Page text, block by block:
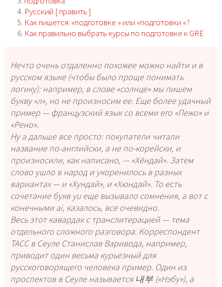
Русский [ править ]
Как пишется: «подготовке­ » или «подготовки­ «?
Как правильно выбрать курсы по подготовке к GRE
Нечто очень отдаленно похожее можно найти и в
русском языке (чтобы было проще понимать
логику): например, в слове «солнце» мы пишем
букву «л», но не произносим ее. Еще более удачный
пример — французский язык со всеми его «Пежо» и
«Рено».
Ну а дальше все просто: покупатели читали
название по-английски, а не по-корейски, и
произносили, как написано, — «Хёндай». Затем
слово ушло в народ и укоренилось в разных
вариантах — и «Хундай», и «Хюндай». То есть
сочетание букв yu еще вызывало сомнения, а вот с
конечными ai, казалось, все очевидно.
Весь этот кавардак с транслитерацией — тема
отдельного сложного разговора. Корреспондент
ТАСС в Сеуле Станислав Варивода, например,
приводит один весьма курьезный для
русскоговорящего человека пример. Один из
проспектов в Сеуле называется 내부 («Нэбу»), а